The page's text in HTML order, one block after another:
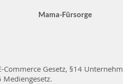
Mama-Fürsorge
Gesetz, §14